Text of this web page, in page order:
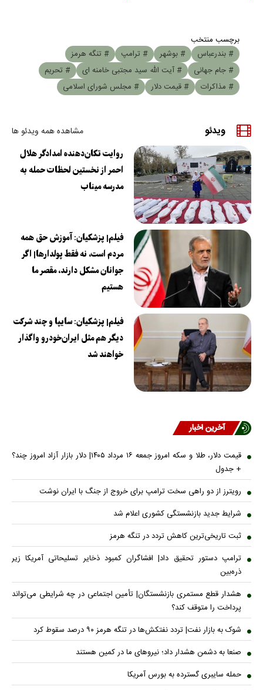
برچسب منتخب
# بندرعباس
# بوشهر # ترامپ
# تنگه هرمز
# جام جهانی
# آیت الله سید مجتبی خامنه ای
# تحریم
# مذاکرات
# قیمت دلار # مجلس شورای اسلامی
ویدئو مشاهده همه ویدئو ها
روایت تکان‌دهنده امدادگر هلال
احمر از نخستین لحظات حمله به
مدرسه میناب
فیلم| پزشکیان: آموزش حق همه
مردم است، نه فقط پولدارها| اگر
جوانان مشکل دارند، مقصر ما
هستیم
فیلم| پزشکیان: سایپا و چند شرکت
دیگر هم مثل ایران‌خودرو واگذار
خواهند شد
آخرین اخبار
قیمت دلار، طلا و سکه امروز جمعه ۱۶ مرداد ۱۴۰۵| دلار بازار آزاد امروز چند؟
+ جدول
رویترز از دو راهی سخت ترامپ برای خروج از جنگ با ایران نوشت
شرایط جدید بازنشستگی کشوری اعلام شد
ثبت تاریخی‌ترین کاهش تردد در تنگه هرمز
ترامپ دستور تحقیق داد| افشاگران کمبود ذخایر تسلیحاتی آمریکا زیر
ذره‌بین
هشدار قطع مستمری بازنشستگان| تأمین اجتماعی در چه شرایطی می‌تواند
پرداخت را متوقف کند؟
شوک به بازار نفت| تردد نفتکش‌ها در تنگه هرمز ۹۰ درصد سقوط کرد
صنعا به دشمن هشدار داد؛ نیروهای ما در کمین هستند
حمله سایبری گسترده به بورس آمریکا